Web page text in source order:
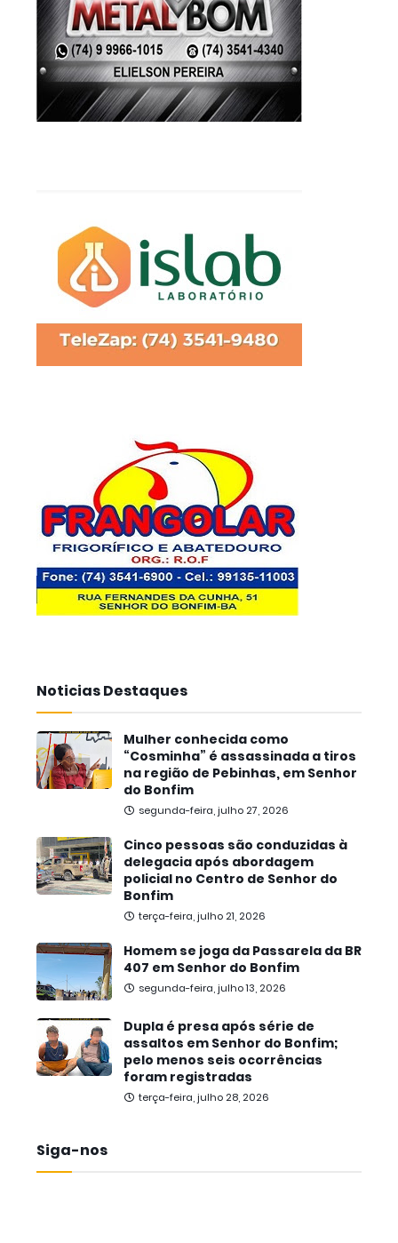
Noticias Destaques
Mulher conhecida como
“Cosminha” é assassinada a tiros
na região de Pebinhas, em Senhor
do Bonfim
segunda-feira, julho 27, 2026
Cinco pessoas são conduzidas à
delegacia após abordagem
policial no Centro de Senhor do
Bonfim
terça-feira, julho 21, 2026
Homem se joga da Passarela da BR
407 em Senhor do Bonfim
segunda-feira, julho 13, 2026
Dupla é presa após série de
assaltos em Senhor do Bonfim;
pelo menos seis ocorrências
foram registradas
terça-feira, julho 28, 2026
Siga-nos